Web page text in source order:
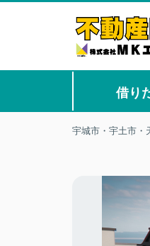
借り
宇城市・宇土市・